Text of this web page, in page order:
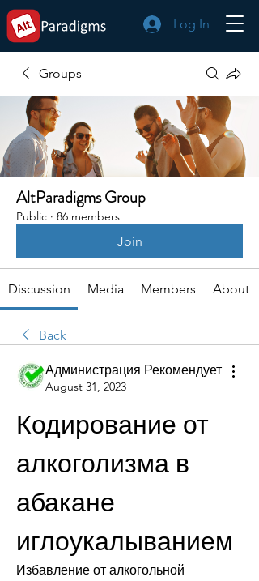
Log In
Groups
AltParadigms Group
Public · 86 members
Join
Discussion Media Members About
Back
Администрация Рекомендует
August 31, 2023
Кодирование от
алкоголизма в
абакане
иглоукалыванием
Избавление от алкогольной